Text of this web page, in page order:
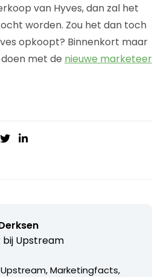
van Hyves, dan zal het
worden. Zou het dan toch
opkoopt? Binnenkort maar
met de nieuwe marketeer
bij Upstream
Marketingfacts,